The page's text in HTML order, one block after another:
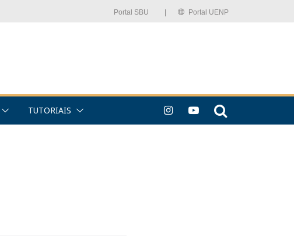
Portal SBU⠀⠀⠀| Portal UENP
TUTORIAIS